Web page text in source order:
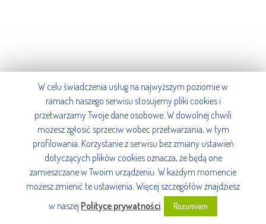
W celu świadczenia usług na najwyższym poziomie w
ramach naszego serwisu stosujemy pliki cookies i
przetwarzamy Twoje dane osobowe. W dowolnej chwili
możesz zgłosić sprzeciw wobec przetwarzania, w tym
profilowania. Korzystanie z serwisu bez zmiany ustawień
dotyczących plików cookies oznacza, że będą one
zamieszczane w Twoim urządzeniu. W każdym momencie
możesz zmienić te ustawienia. Więcej szczegółów znajdziesz
w naszej Polityce prywatności. Rozumiem